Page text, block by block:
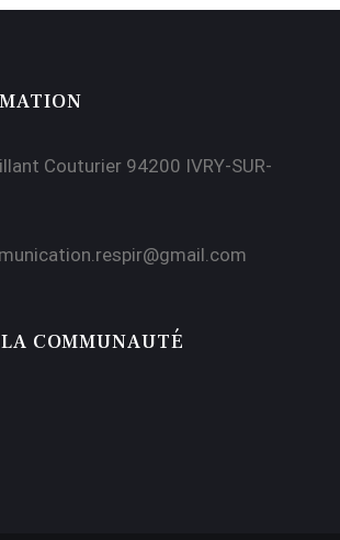
Couturier 94200 IVRY-SUR-
COMMUNAUTÉ